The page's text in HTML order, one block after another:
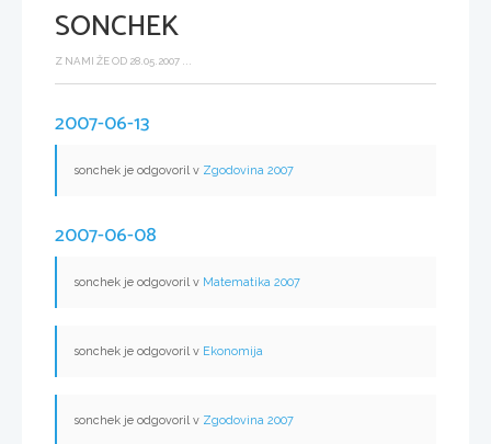
SONCHEK
Z NAMI ŽE OD 28.05.2007 ...
2007-06-13
sonchek je odgovoril v Zgodovina 2007
2007-06-08
sonchek je odgovoril v Matematika 2007
sonchek je odgovoril v Ekonomija
sonchek je odgovoril v Zgodovina 2007